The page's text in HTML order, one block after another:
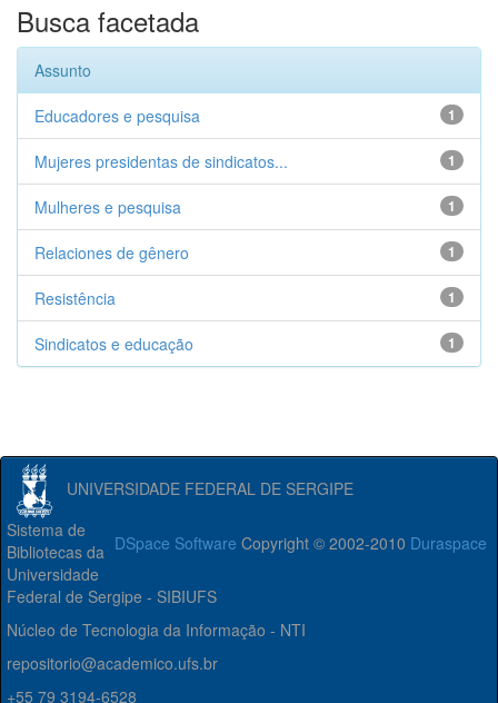
Busca facetada
Assunto
1
Educadores e pesquisa
1
Mujeres presidentas de sindicatos...
1
Mulheres e pesquisa
1
Relaciones de gênero
1
Resistência
1
Sindicatos e educação
UNIVERSIDADE FEDERAL DE SERGIPE
DSpace Software Copyright © 2002-2010 Duraspace
Sistema de
Bibliotecas da
Universidade
Federal de Sergipe - SIBIUFS
Núcleo de Tecnologia da Informação - NTI
repositorio@academico.ufs.br
+55 79 3194-6528